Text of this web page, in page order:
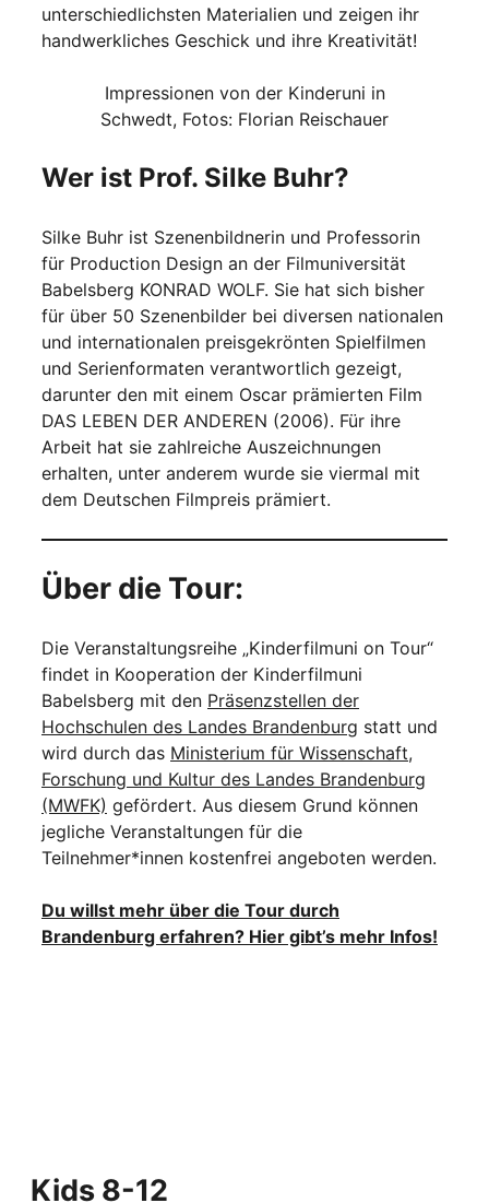
unterschiedlichsten Materialien und zeigen ihr
handwerkliches Geschick und ihre Kreativität!
Impressionen von der Kinderuni in
Schwedt, Fotos: Florian Reischauer
Wer ist Prof. Silke Buhr?
Silke Buhr ist Szenenbildnerin und Professorin
für Production Design an der Filmuniversität
Babelsberg KONRAD WOLF. Sie hat sich bisher
für über 50 Szenenbilder bei diversen nationalen
und internationalen preisgekrönten Spielfilmen
und Serienformaten verantwortlich gezeigt,
darunter den mit einem Oscar prämierten Film
DAS LEBEN DER ANDEREN (2006). Für ihre
Arbeit hat sie zahlreiche Auszeichnungen
erhalten, unter anderem wurde sie viermal mit
dem Deutschen Filmpreis prämiert.
Über die Tour:
Die Veranstaltungsreihe „Kinderfilmuni on Tour“
findet in Kooperation der Kinderfilmuni
Babelsberg mit den Präsenzstellen der
Hochschulen des Landes Brandenburg statt und
wird durch das Ministerium für Wissenschaft,
Forschung und Kultur des Landes Brandenburg
(MWFK) gefördert. Aus diesem Grund können
jegliche Veranstaltungen für die
Teilnehmer*innen kostenfrei angeboten werden.
Du willst mehr über die Tour durch
Brandenburg erfahren? Hier gibt’s mehr Infos!
Kids 8-12